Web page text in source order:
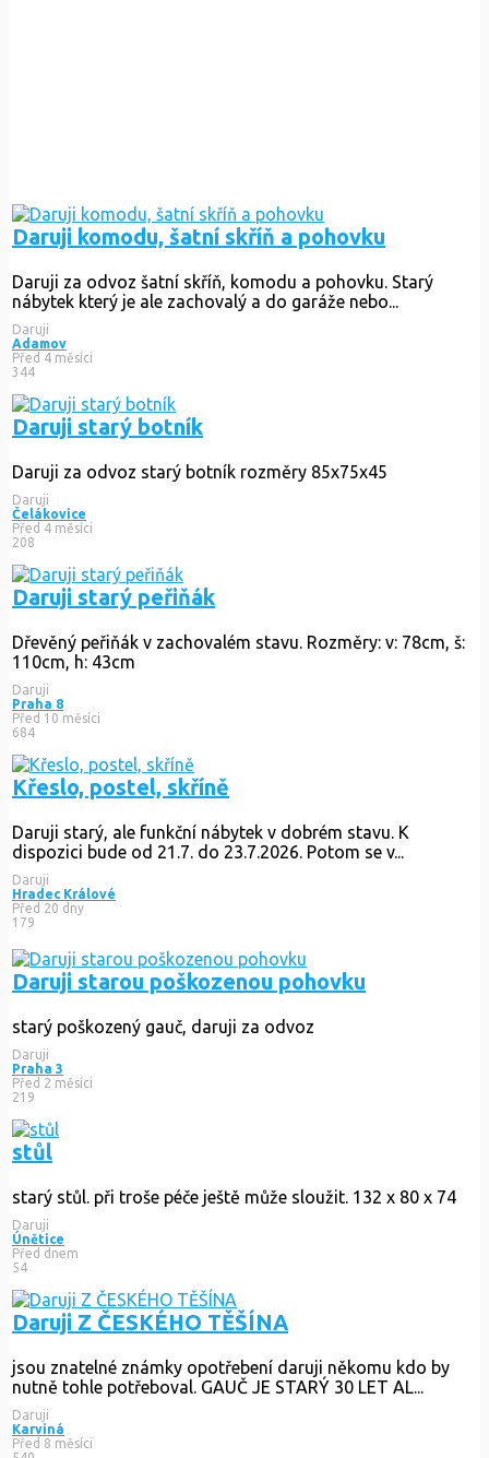
Daruji komodu, šatní skříň a pohovku
Daruji za odvoz šatní skříň, komodu a pohovku. Starý
nábytek který je ale zachovalý a do garáže nebo...
Daruji
Adamov
Před 4 měsíci
344
Daruji starý botník
Daruji za odvoz starý botník rozměry 85x75x45
Daruji
Čelákovice
Před 4 měsíci
208
Daruji starý peřiňák
Dřevěný peřiňák v zachovalém stavu. Rozměry: v: 78cm, š:
110cm, h: 43cm
Daruji
Praha 8
Před 10 měsíci
684
Křeslo, postel, skříně
Daruji starý, ale funkční nábytek v dobrém stavu. K
dispozici bude od 21.7. do 23.7.2026. Potom se v...
Daruji
Hradec Králové
Před 20 dny
179
Daruji starou poškozenou pohovku
starý poškozený gauč, daruji za odvoz
Daruji
Praha 3
Před 2 měsíci
219
stůl
starý stůl. při troše péče ještě může sloužit. 132 x 80 x 74
Daruji
Únětice
Před dnem
54
Daruji Z ČESKÉHO TĚŠÍNA
jsou znatelné známky opotřebení daruji někomu kdo by
nutně tohle potřeboval. GAUČ JE STARÝ 30 LET AL...
Daruji
Karviná
Před 8 měsíci